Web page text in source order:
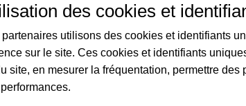
des cookies et
partenaires utilisons des cookies et identifiants
sur le site. Ces cookies et identifiants
site, en mesurer la fréquentation, permettre des